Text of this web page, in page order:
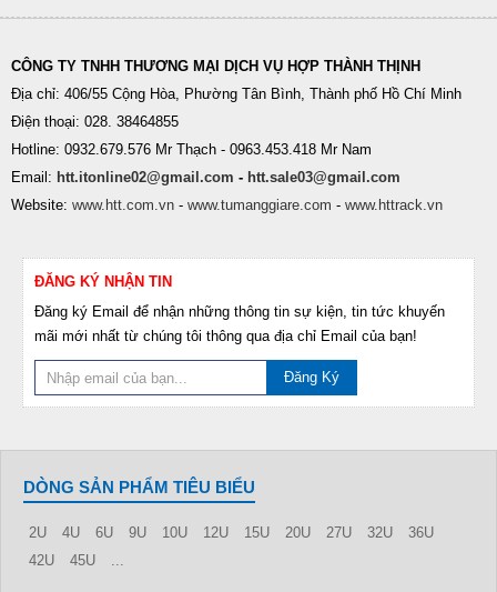
CÔNG TY TNHH THƯƠNG MẠI DỊCH VỤ HỢP THÀNH THỊNH
Địa chỉ: 406/55 Cộng Hòa, Phường Tân Bình, Thành phố Hồ Chí Minh
Điện thoại: 028. 38464855
Hotline: 0932.679.576 Mr Thạch - 0963.453.418 Mr Nam
Email: htt.itonline02@gmail.com - htt.sale03@gmail.com
Website: www.htt.com.vn - www.tumanggiare.com - www.httrack.vn
ĐĂNG KÝ NHẬN TIN
Đăng ký Email để nhận những thông tin sự kiện, tin tức khuyến
mãi mới nhất từ chúng tôi thông qua địa chỉ Email của bạn!
Đăng Ký
DÒNG SẢN PHẨM TIÊU BIỂU
2U 4U 6U 9U 10U 12U 15U 20U 27U 32U
36U
42U
45U ...